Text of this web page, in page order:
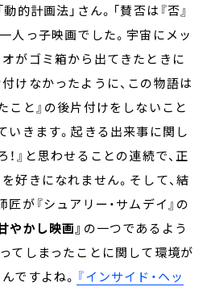
的計画法」さん。「賛否は『否』
人っ子映画でした。宇宙にメッ
がゴミ箱から出てきたときに
けなかったように、この物語は
こと』の後片付けをしないこと
いきます。起きる出来事に関し
』と思わせることの連続で、正
好きになれません。そして、結
が『シュアリー・サムデイ』の
やかし映画』 の一つであるよう
てしまったことに関して環境が
ですよね。 『インサイド・ヘッ